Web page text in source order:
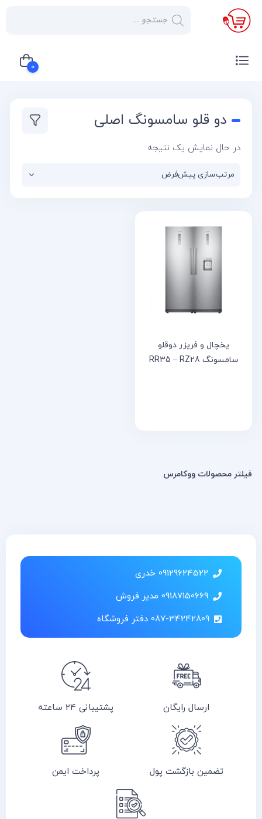
×
صفحه
صوتی و
گازی
0
سبد خرید شما خالی است
دو قلو سامسونگ اصلی
در حال نمایش یک نتیجه
یخچال و فریزر دوقلو
سامسونگ RR35 – RZ28
فیلتر محصولات ووکامرس
09129624522 خدری
09187150669 مدیر فروش
087-34242809 دفتر فروشگاه
ارسال رایگان پشتیبانی 24 ساعته
تضمین بازگشت پول پرداخت ایمن